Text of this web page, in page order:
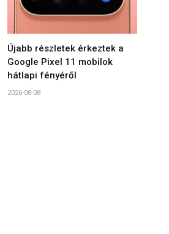
Újabb részletek érkeztek a
Google Pixel 11 mobilok
hátlapi fényéről
2026-08-08